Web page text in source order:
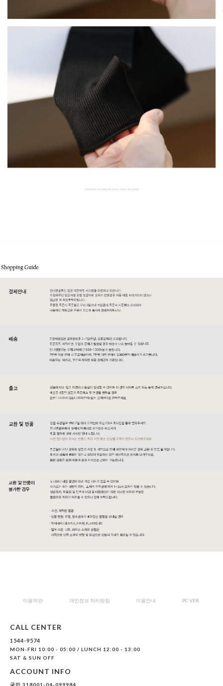
이용약관 개인정보 처리방침 이용안내 PC VER.
CALL CENTER
1544-9574
MON-FRI 10:00 - 05:00 / LUNCH 12:00 - 13:00
SAT & SUN OFF
ACCOUNT INFO
국민 318001-04-099984